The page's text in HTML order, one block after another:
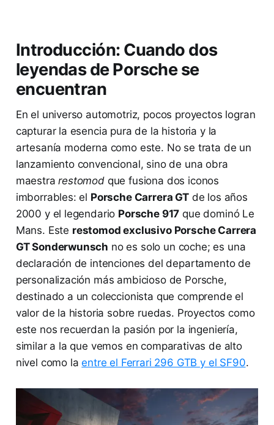
Introducción: Cuando dos
leyendas de Porsche se
encuentran
En el universo automotriz, pocos proyectos logran
capturar la esencia pura de la historia y la
artesanía moderna como este. No se trata de un
lanzamiento convencional, sino de una obra
maestrarestomodque fusiona dos iconos
imborrables: el Porsche Carrera GTde los años
2000 y el legendario Porsche 917 que dominó Le
Mans. Este restomod exclusivo Porsche Carrera
GT Sonderwunsch no es solo un coche; es una
declaración de intenciones del departamento de
personalización más ambicioso de Porsche,
destinado a un coleccionista que comprende el
valor de la historia sobre ruedas. Proyectos como
este nos recuerdan la pasión por la ingeniería,
similar a la que vemos en comparativas de alto
nivel como laentre el Ferrari 296 GTB y el SF90.